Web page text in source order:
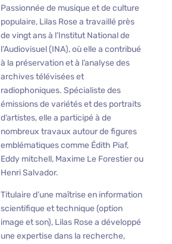
Passionnée de musique et de culture
populaire, Lilas Rose a travaillé près
de vingt ans à l’Institut National de
l’Audiovisuel (INA), où elle a contribué
à la préservation et à l’analyse des
archives télévisées et
radiophoniques. Spécialiste des
émissions de variétés et des portraits
d’artistes, elle a participé à de
nombreux travaux autour de figures
emblématiques comme Édith Piaf,
Eddy mitchell, Maxime Le Forestier ou
Henri Salvador.
Titulaire d’une maîtrise en information
scientifique et technique (option
image et son), Lilas Rose a développé
une expertise dans la recherche,